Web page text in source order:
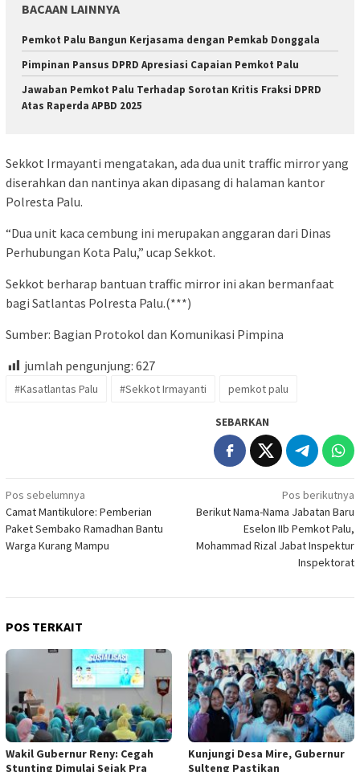
BACAAN LAINNYA
Pemkot Palu Bangun Kerjasama dengan Pemkab Donggala
Pimpinan Pansus DPRD Apresiasi Capaian Pemkot Palu
Jawaban Pemkot Palu Terhadap Sorotan Kritis Fraksi DPRD
Atas Raperda APBD 2025
Sekkot Irmayanti mengatakan, ada dua unit traffic mirror yang
diserahkan dan nantinya akan dipasang di halaman kantor
Polresta Palu.
“Dua unit kaca cembung ini merupakan anggaran dari Dinas
Perhubungan Kota Palu,” ucap Sekkot.
Sekkot berharap bantuan traffic mirror ini akan bermanfaat
bagi Satlantas Polresta Palu.(***)
Sumber: Bagian Protokol dan Komunikasi Pimpina
jumlah pengunjung: 627
#Kasatlantas Palu #Sekkot Irmayanti pemkot palu
SEBARKAN
Navigasi
pos
Pos sebelumnya
Camat Mantikulore: Pemberian
Paket Sembako Ramadhan Bantu
Warga Kurang Mampu
Pos berikutnya
Berikut Nama-Nama Jabatan Baru
Eselon IIb Pemkot Palu,
Mohammad Rizal Jabat Inspektur
Inspektorat
POS TERKAIT
Wakil Gubernur Reny: Cegah
Stunting Dimulai Sejak Pra
Kunjungi Desa Mire, Gubernur
Sulteng Pastikan